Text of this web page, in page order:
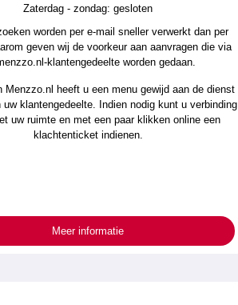
Zaterdag - zondag: gesloten
worden per e-mail sneller verwerkt dan per
geven wij de voorkeur aan aanvragen die via
klantengedeelte worden gedaan.
Menzzo.nl heeft u een menu gewijd aan de dienst
uw klantengedeelte. Indien nodig kunt u verbinding
uw ruimte en met een paar klikken online een
klachtenticket indienen.
Meer informatie